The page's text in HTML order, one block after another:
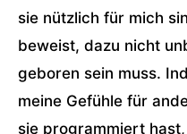
sie nützlich für mich
beweist, dazu nicht
geboren sein muss.
meine Gefühle für
sie programmiert